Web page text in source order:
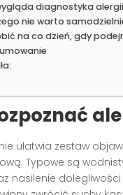
diagnostyka
nie warto
na co dzień, gdy
ułatwia zestaw
Typowe są
nasilenie